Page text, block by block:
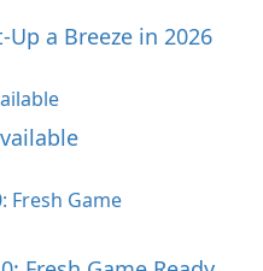
a Breeze in 2026